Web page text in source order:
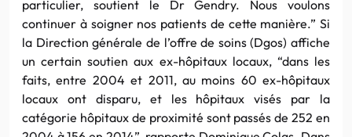
particulier, soutient le Dr Gendry. Nous voulons
continuer à soigner nos patients de cette manière.” Si
la Direction générale de l’offre de soins (Dgos) affiche
un certain soutien aux ex-hôpitaux locaux, “dans les
faits, entre 2004 et 2011, au moins 60 ex-hôpitaux
locaux ont disparu, et les hôpitaux visés par la
catégorie hôpitaux de proximité sont passés de 252 en